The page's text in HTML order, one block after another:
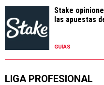
Stake
las apuestas
GUÍAS
LIGA PROFESIONAL